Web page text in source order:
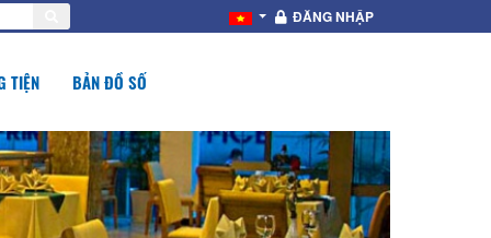
ĐĂNG NHẬP
TIỆN BẢN ĐỒ SỐ